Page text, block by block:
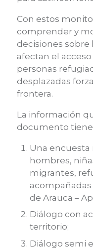
Con estos
comprender y
decisiones sobre
afectan el
personas
desplazadas
frontera.
La información
documento tiene
Una encuesta
hombres,
migrantes,
acompañadas
de Arauca –
Diálogo con
territorio;
Diálogo semi